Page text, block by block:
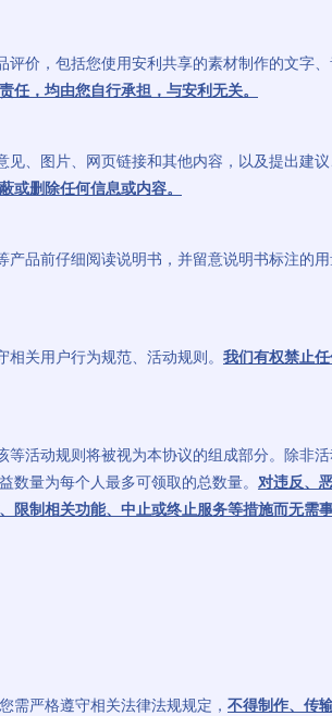
价，包括您使用安利共享的素材制作的文字
，均由您自行承担，与安利无关。
、图片、网页链接和其他内容，以及提出建
或删除任何信息或内容。
品前仔细阅读说明书，并留意说明书标注的用
关用户行为规范、活动规则。 我们有权禁止
活动规则将被视为本协议的组成部分。除非
量为每个人最多可领取的总数量。 对违反、
制相关功能、中止或终止服务等措施而无需
需严格遵守相关法律法规规定， 不得制作、传